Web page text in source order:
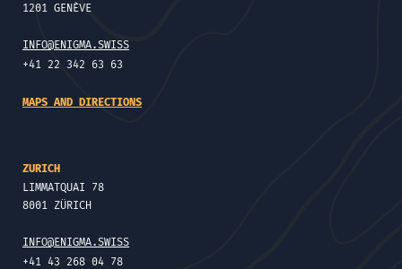
1201 GENÈVE
INFO@ENIGMA.SWISS
+41 22 342 63 63
MAPS AND DIRECTIONS
ZURICH
LIMMATQUAI 78
8001 ZÜRICH
INFO@ENIGMA.SWISS
+41 43 268 04 78